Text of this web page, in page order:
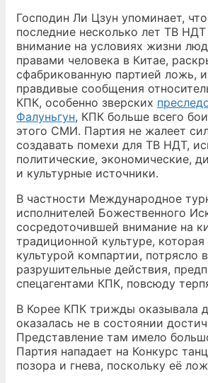
Господин Ли Цзун упоминает,
последние несколько лет ТВ
внимание на условиях жизни
правами человека в Китае,
сфабрикованную партией ложь,
правдивые сообщения
КПК, особенно зверских
Фалуньгун, КПК больше всего
этого СМИ. Партия не жалеет
создавать помехи для ТВ НДТ,
политические, экономические,
и культурные источники.
В частности Международное
исполнителей Божественного
сосредоточившей внимание на
традиционной культуре, которая
культурой компартии, потрясло
разрушительные действия,
спецагентами КПК, повсюду
В Корее КПК трижды оказывала
оказалась не в состоянии
Представление там имело
Партия нападает на Конкурс
позора и гнева, поскольку её